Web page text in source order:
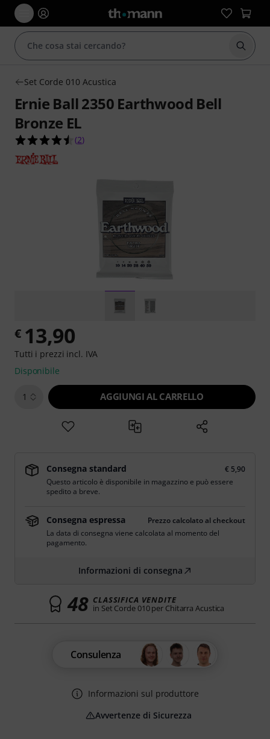
Set Corde 010 Acustica
Ernie Ball 2350 Earthwood Bell
Bronze EL
4.5 su 5 stelle su 2 valutazioni dei clienti
(2)
€ 13,90
Tutti i prezzi incl. IVA
Disponibile
1 AGGIUNGI AL CARRELLO
Consegna standard
€ 5,90
Questo articolo è disponibile in magazzino e può essere
spedito a breve.
Consegna espressa
Prezzo calcolato al checkout
La data di consegna viene calcolata al momento del
pagamento.
Informazioni di consegna
48 CLASSIFICA VENDITE
in Set Corde 010 per Chitarra Acustica
Consulenza
Informazioni sul produttore
Avvertenze di Sicurezza